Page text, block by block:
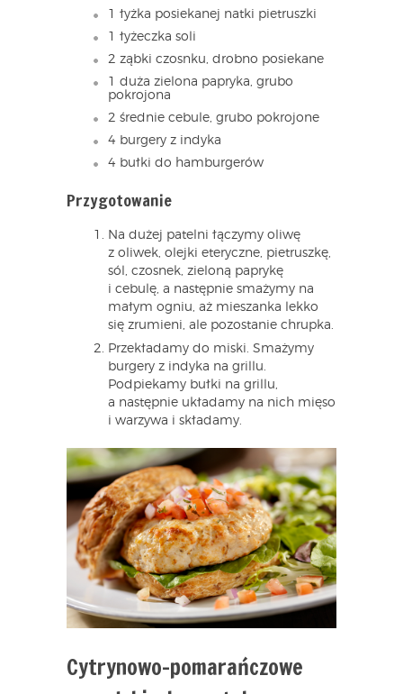
1 łyżka posiekanej natki pietruszki
1 łyżeczka soli
2 ząbki czosnku, drobno posiekane
1 duża zielona papryka, grubo
pokrojona
2 średnie cebule, grubo pokrojone
4 burgery z indyka
4 bułki do hamburgerów
Przygotowanie
Na dużej patelni łączymy oliwę
z oliwek, olejki eteryczne, pietruszkę,
sól, czosnek, zieloną paprykę
i cebulę, a następnie smażymy na
małym ogniu, aż mieszanka lekko
się zrumieni, ale pozostanie chrupka.
Przekładamy do miski. Smażymy
burgery z indyka na grillu.
Podpiekamy bułki na grillu,
a następnie układamy na nich mięso
i warzywa i składamy.
Cytrynowo-pomarańczowe